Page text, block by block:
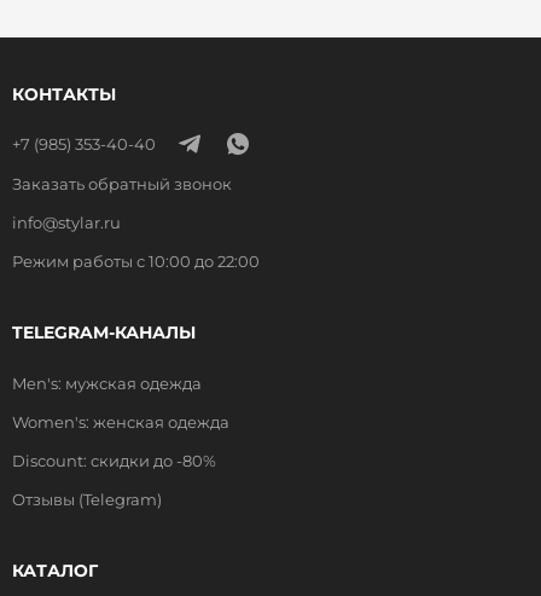
КОНТАКТЫ
+7 (985) 353-40-40
Заказать обратный звонок
info@stylar.ru
Режим работы с 10:00 до 22:00
TELEGRAM-КАНАЛЫ
Men's: мужская одежда
Women's: женская одежда
Discount: скидки до -80%
Отзывы (Telegram)
КАТАЛОГ